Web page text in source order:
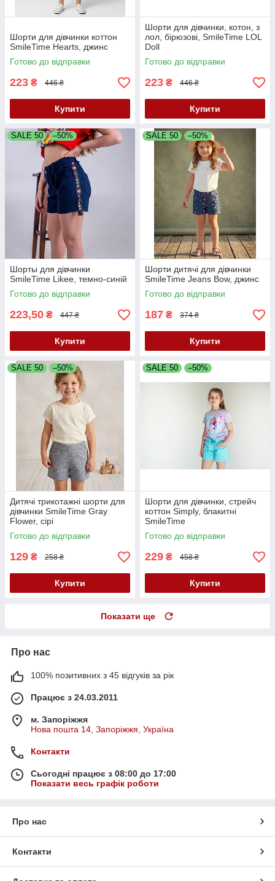
Шорти для дівчинки коттон
SmileTime Hearts, джинс
Готово до відправки
223 ₴ 446 ₴
Купити
Шорти для дівчинки, котон, з
лол, бірюзові, SmileTime LOL
Doll
Готово до відправки
223 ₴ 446 ₴
Купити
SALE 50 –50%
Шорты для дівчинки
SmileTime Likee, темно-синій
Готово до відправки
223,50 ₴ 447 ₴
Купити
SALE 50 –50%
Шорти дитячі для дівчинки
SmileTime Jeans Bow, джинс
Готово до відправки
187 ₴ 374 ₴
Купити
SALE 50 –50%
Дитячі трикотажні шорти для
дівчинки SmileTime Gray
Flower, сірі
Готово до відправки
129 ₴ 258 ₴
Купити
SALE 50 –50%
Шорти для дівчинки, стрейч
коттон Simply, блакитні
SmileTime
Готово до відправки
229 ₴ 458 ₴
Купити
Показати ще
Про нас
100% позитивних з 45 відгуків за рік
Працює з 24.03.2011
м. Запоріжжя
Нова пошта 14, Запоріжжя, Україна
Контакти
Сьогодні працює з 08:00 до 17:00
Показати весь графік роботи
Про нас
Контакти